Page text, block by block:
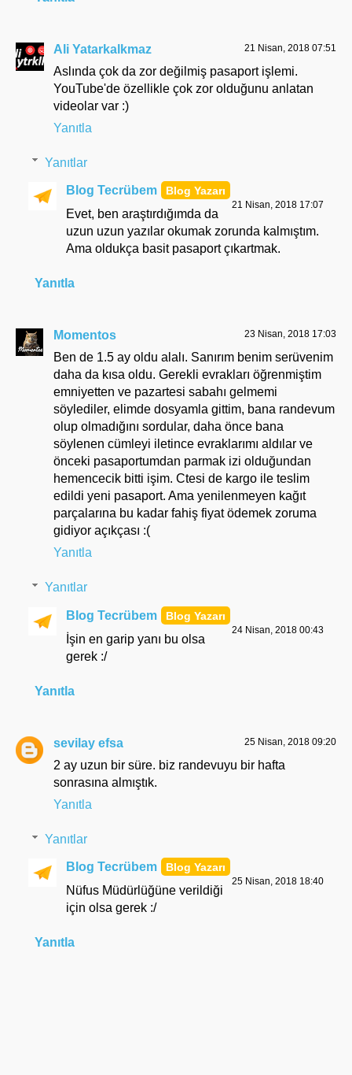
Ali Yatarkalkmaz 21 Nisan, 2018 07:51
Aslında çok da zor değilmiş pasaport işlemi.
YouTube'de özellikle çok zor olduğunu anlatan
videolar var :)
Yanıtla
Yanıtlar
Blog Tecrübem
21 Nisan, 2018 17:07
Evet, ben araştırdığımda da
uzun uzun yazılar okumak zorunda kalmıştım.
Ama oldukça basit pasaport çıkartmak.
Yanıtla
Momentos 23 Nisan, 2018 17:03
Ben de 1.5 ay oldu alalı. Sanırım benim serüvenim
daha da kısa oldu. Gerekli evrakları öğrenmiştim
emniyetten ve pazartesi sabahı gelmemi
söylediler, elimde dosyamla gittim, bana randevum
olup olmadığını sordular, daha önce bana
söylenen cümleyi iletince evraklarımı aldılar ve
önceki pasaportumdan parmak izi olduğundan
hemencecik bitti işim. Ctesi de kargo ile teslim
edildi yeni pasaport. Ama yenilenmeyen kağıt
parçalarına bu kadar fahiş fiyat ödemek zoruma
gidiyor açıkçası :(
Yanıtla
Yanıtlar
Blog Tecrübem
24 Nisan, 2018 00:43
İşin en garip yanı bu olsa
gerek :/
Yanıtla
sevilay efsa 25 Nisan, 2018 09:20
2 ay uzun bir süre. biz randevuyu bir hafta
sonrasına almıştık.
Yanıtla
Yanıtlar
Blog Tecrübem
25 Nisan, 2018 18:40
Nüfus Müdürlüğüne verildiği
için olsa gerek :/
Yanıtla